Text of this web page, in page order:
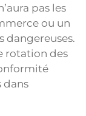
pas les
ou un
dangereuses.
rotation des
dans